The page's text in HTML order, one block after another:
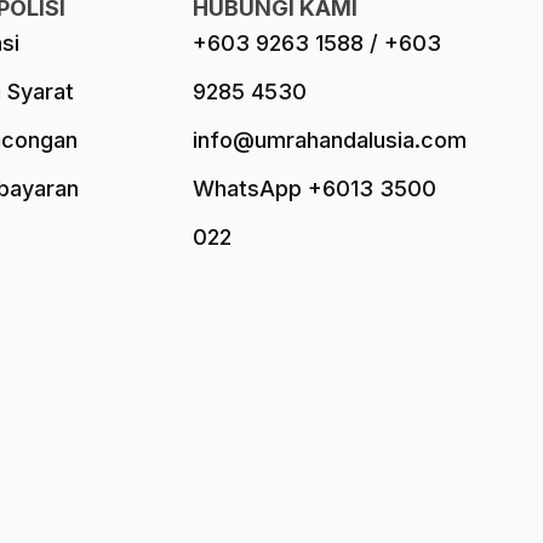
Syarat
HUBUNGI KAMI
+603 9263 1588 / +603
9285 4530
info@umrahandalusia.com
WhatsApp +6013 3500
022